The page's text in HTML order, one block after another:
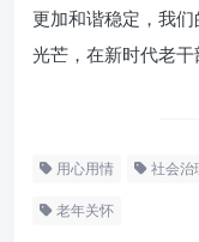
更加和谐稳定，我
光芒，在新时代老
用心用情 社会治
老年关怀